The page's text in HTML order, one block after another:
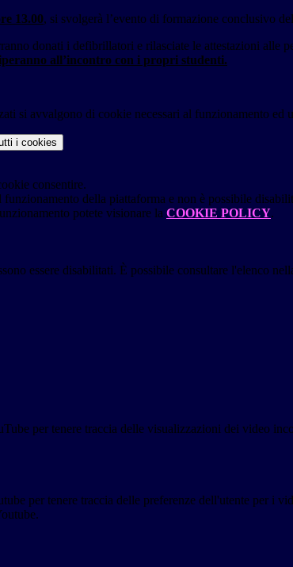
13.00, si svolgerà l’evento di formazione conclusivo
donati i defibrillatori e rilasciate le attestazioni alle
all’incontro con i propri studenti.
si avvalgono di cookie necessari al funzionamento ed
i cookies
consentire.
della piattaforma e non è possibile
potete visionare la COOKIE POLICY.
essere disabilitati. È possibile consultare l'elenco
per tenere traccia delle visualizzazioni dei video
per tenere traccia delle preferenze dell'utente per i